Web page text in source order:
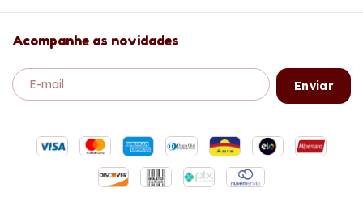
Acompanhe as novidades